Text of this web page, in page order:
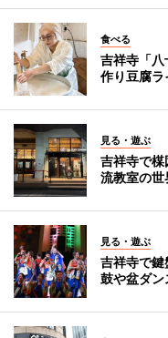
食べる
吉祥寺「八
作り豆腐ラ
見る・遊ぶ
吉祥寺で楳
流教室の世
見る・遊ぶ
吉祥寺で鍵
鼓や盆ダン